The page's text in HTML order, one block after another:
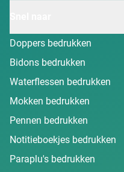
Doppers bedrukken
Bidons bedrukken
Waterflessen bedrukken
Mokken bedrukken
Pennen bedrukken
Notitieboekjes bedrukken
Paraplu's bedrukken